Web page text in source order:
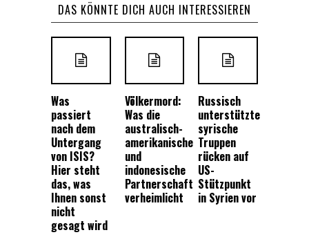
DAS KÖNNTE DICH AUCH INTERESSIEREN
Was
passiert
nach dem
Untergang
von ISIS?
Hier steht
das, was
Ihnen sonst
nicht
gesagt wird
Völkermord:
Was die
australisch-
amerikanische
und
indonesische
Partnerschaft
verheimlicht
Russisch
unterstützte
syrische
Truppen
rücken auf
US-
Stützpunkt
in Syrien vor